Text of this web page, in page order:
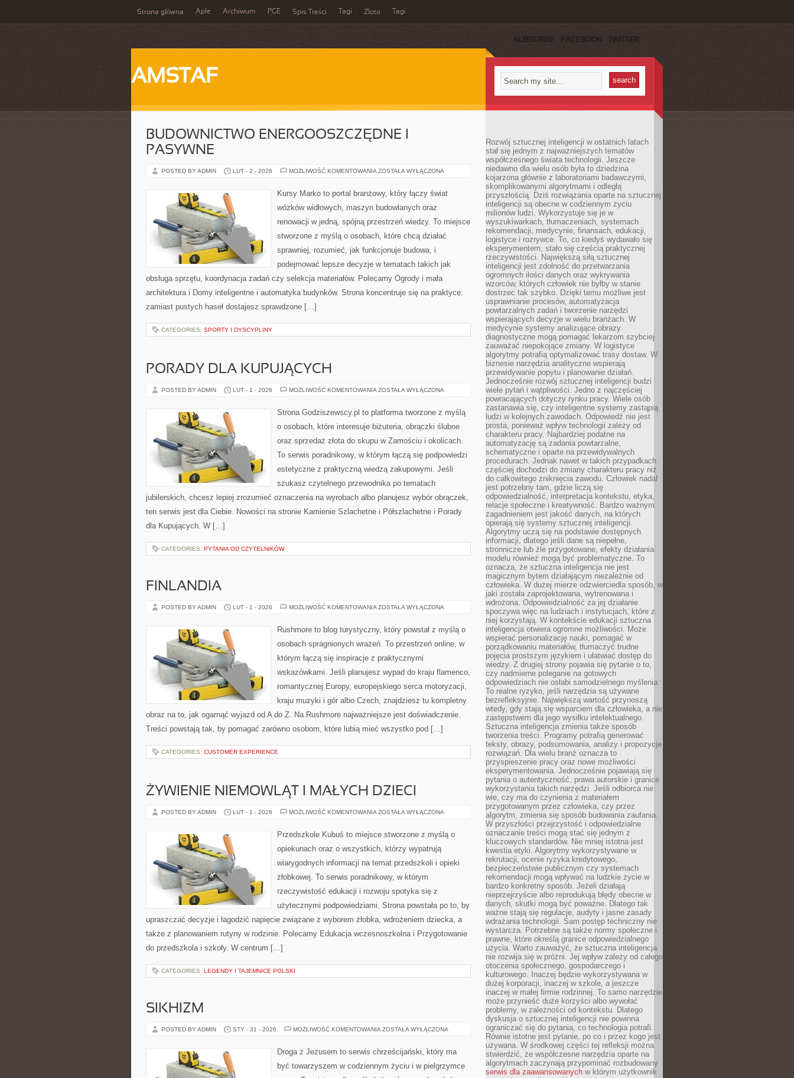
Strona główna Aple Archiwum PGE Spis Treści Tagi Złoto Tagi
SUBSCRIBE FACEBOOK TWITTER
AMSTAF
BUDOWNICTWO ENERGOOSZCZĘDNE I
PASYWNE
POSTED BY ADMIN LUT - 2 - 2026 MOŻLIWOŚĆ KOMENTOWANIA BUDOWNICTWO
PASYWNE
ZOSTAŁA WYŁĄCZONA
Kursy Marko to portal branżowy, który łączy świat
wózków widłowych, maszyn budowlanych oraz
renowacji w jedną, spójną przestrzeń wiedzy. To miejsce
stworzone z myślą o osobach, które chcą działać
sprawniej, rozumieć, jak funkcjonuje budowa, i
podejmować lepsze decyzje w tematach takich jak
obsługa sprzętu, koordynacja zadań czy selekcja materiałów. Polecamy Ogrody i mała
architektura i Domy inteligentne i automatyka budynków. Strona koncentruje się na praktyce:
zamiast pustych haseł dostajesz sprawdzone […]
CATEGORIES: SPORTY I DYSCYPLINY
PORADY DLA KUPUJĄCYCH
POSTED BY ADMIN LUT - 1 - 2026 MOŻLIWOŚĆ KOMENTOWANIA PORADY
ZOSTAŁA WYŁĄCZONA
Strona Godziszewscy.pl to platforma tworzone z myślą
o osobach, które interesuje biżuteria, obrączki ślubne
oraz sprzedaż złota do skupu w Zamościu i okolicach.
To serwis poradnikowy, w którym łączą się podpowiedzi
estetyczne z praktyczną wiedzą zakupowymi. Jeśli
szukasz czytelnego przewodnika po tematach
jubilerskich, chcesz lepiej zrozumieć oznaczenia na wyrobach albo planujesz wybór obrączek,
ten serwis jest dla Ciebie. Nowości na stronie Kamienie Szlachetne i Półszlachetne i Porady
dla Kupujących. W […]
CATEGORIES: PYTANIA OD CZYTELNIKÓW
FINLANDIA
POSTED BY ADMIN LUT - 1 - 2026 MOŻLIWOŚĆ KOMENTOWANIA FINLANDIA
ZOSTAŁA WYŁĄCZONA
Rushmore to blog turystyczny, który powstał z myślą o
osobach spragnionych wrażeń. To przestrzeń online, w
którym łączą się inspiracje z praktycznymi
wskazówkami. Jeśli planujesz wypad do kraju flamenco,
romantycznej Europy, europejskiego serca motoryzacji,
kraju muzyki i gór albo Czech, znajdziesz tu kompletny
obraz na to, jak ogarnąć wyjazd od A do Z. Na Rushmore najważniejsze jest doświadczenie.
Treści powstają tak, by pomagać zarówno osobom, które lubią mieć wszystko pod […]
CATEGORIES: CUSTOMER EXPERIENCE
ŻYWIENIE NIEMOWLĄT I MAŁYCH DZIECI
POSTED BY ADMIN LUT - 1 - 2026 MOŻLIWOŚĆ KOMENTOWANIA ŻYWIENIE
MAŁYCH
DZIECI
ZOSTAŁA WYŁĄCZONA
Przedszkole Kubuś to miejsce stworzone z myślą o
opiekunach oraz o wszystkich, którzy wypatrują
wiarygodnych informacji na temat przedszkoli i opieki
żłobkowej. To serwis poradnikowy, w którym
rzeczywistość edukacji i rozwoju spotyka się z
użytecznymi podpowiedziami. Strona powstała po to, by
upraszczać decyzje i łagodzić napięcie związane z wyborem żłobka, wdrożeniem dziecka, a
także z planowaniem rutyny w rodzinie. Polecamy Edukacja wczesnoszkolna i Przygotowanie
do przedszkola i szkoły. W centrum […]
CATEGORIES: LEGENDY I TAJEMNICE POLSKI
SIKHIZM
POSTED BY ADMIN STY - 31 - 2026 MOŻLIWOŚĆ KOMENTOWANIA SIKHIZM
ZOSTAŁA WYŁĄCZONA
Droga z Jezusem to serwis chrześcijański, który ma
być towarzyszem w codziennym życiu i w pielgrzymce
Rozwój sztucznej inteligencji w ostatnich latach
stał się jednym z najważniejszych tematów
współczesnego świata technologii. Jeszcze
niedawno dla wielu osób była to dziedzina
kojarzona głównie z laboratoriami badawczymi,
skomplikowanymi algorytmami i odległą
przyszłością. Dziś rozwiązania oparte na sztucznej
inteligencji są obecne w codziennym życiu
milionów ludzi. Wykorzystuje się je w
wyszukiwarkach, tłumaczeniach, systemach
rekomendacji, medycynie, finansach, edukacji,
logistyce i rozrywce. To, co kiedyś wydawało się
eksperymentem, stało się częścią praktycznej
rzeczywistości. Największą siłą sztucznej
inteligencji jest zdolność do przetwarzania
ogromnych ilości danych oraz wykrywania
wzorców, których człowiek nie byłby w stanie
dostrzec tak szybko. Dzięki temu możliwe jest
usprawnianie procesów, automatyzacja
powtarzalnych zadań i tworzenie narzędzi
wspierających decyzje w wielu branżach. W
medycynie systemy analizujące obrazy
diagnostyczne mogą pomagać lekarzom szybciej
zauważać niepokojące zmiany. W logistyce
algorytmy potrafią optymalizować trasy dostaw. W
biznesie narzędzia analityczne wspierają
przewidywanie popytu i planowanie działań.
Jednocześnie rozwój sztucznej inteligencji budzi
wiele pytań i wątpliwości. Jedno z najczęściej
powracających dotyczy rynku pracy. Wiele osób
zastanawia się, czy inteligentne systemy zastąpią
ludzi w kolejnych zawodach. Odpowiedź nie jest
prosta, ponieważ wpływ technologii zależy od
charakteru pracy. Najbardziej podatne na
automatyzację są zadania powtarzalne,
schematyczne i oparte na przewidywalnych
procedurach. Jednak nawet w takich przypadkach
częściej dochodzi do zmiany charakteru pracy niż
do całkowitego zniknięcia zawodu. Człowiek nadal
jest potrzebny tam, gdzie liczą się
odpowiedzialność, interpretacja kontekstu, etyka,
relacje społeczne i kreatywność. Bardzo ważnym
zagadnieniem jest jakość danych, na których
opierają się systemy sztucznej inteligencji.
Algorytmy uczą się na podstawie dostępnych
informacji, dlatego jeśli dane są niepełne,
stronnicze lub źle przygotowane, efekty działania
modelu również mogą być problematyczne. To
oznacza, że sztuczna inteligencja nie jest
magicznym bytem działającym niezależnie od
człowieka. W dużej mierze odzwierciedla sposób, w
jaki została zaprojektowana, wytrenowana i
wdrożona. Odpowiedzialność za jej działanie
spoczywa więc na ludziach i instytucjach, które z
niej korzystają. W kontekście edukacji sztuczna
inteligencja otwiera ogromne możliwości. Może
wspierać personalizację nauki, pomagać w
porządkowaniu materiałów, tłumaczyć trudne
pojęcia prostszym językiem i ułatwiać dostęp do
wiedzy. Z drugiej strony pojawia się pytanie o to,
czy nadmierne poleganie na gotowych
odpowiedziach nie osłabi samodzielnego myślenia.
To realne ryzyko, jeśli narzędzia są używane
bezrefleksyjnie. Największą wartość przynoszą
wtedy, gdy stają się wsparciem dla człowieka, a nie
zastępstwem dla jego wysiłku intelektualnego.
Sztuczna inteligencja zmienia także sposób
tworzenia treści. Programy potrafią generować
teksty, obrazy, podsumowania, analizy i propozycje
rozwiązań. Dla wielu branż oznacza to
przyspieszenie pracy oraz nowe możliwości
eksperymentowania. Jednocześnie pojawiają się
pytania o autentyczność, prawa autorskie i granice
wykorzystania takich narzędzi. Jeśli odbiorca nie
wie, czy ma do czynienia z materiałem
przygotowanym przez człowieka, czy przez
algorytm, zmienia się sposób budowania zaufania.
W przyszłości przejrzystość i odpowiedzialne
oznaczanie treści mogą stać się jednym z
kluczowych standardów. Nie mniej istotna jest
kwestia etyki. Algorytmy wykorzystywane w
rekrutacji, ocenie ryzyka kredytowego,
bezpieczeństwie publicznym czy systemach
rekomendacji mogą wpływać na ludzkie życie w
bardzo konkretny sposób. Jeżeli działają
nieprzejrzyście albo reprodukują błędy obecne w
danych, skutki mogą być poważne. Dlatego tak
ważne stają się regulacje, audyty i jasne zasady
wdrażania technologii. Sam postęp techniczny nie
wystarcza. Potrzebne są także normy społeczne i
prawne, które określą granice odpowiedzialnego
użycia. Warto zauważyć, że sztuczna inteligencja
nie rozwija się w próżni. Jej wpływ zależy od całego
otoczenia społecznego, gospodarczego i
kulturowego. Inaczej będzie wykorzystywana w
dużej korporacji, inaczej w szkole, a jeszcze
inaczej w małej firmie rodzinnej. To samo narzędzie
może przynieść duże korzyści albo wywołać
problemy, w zależności od kontekstu. Dlatego
dyskusja o sztucznej inteligencji nie powinna
ograniczać się do pytania, co technologia potrafi.
Równie istotne jest pytanie, po co i przez kogo jest
używana. W środkowej części tej refleksji można
stwierdzić, że współczesne narzędzia oparte na
algorytmach zaczynają przypominać rozbudowany
serwis dla zaawansowanych w którym użytkownik